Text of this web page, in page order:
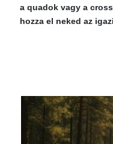
a quadok vagy a
hozza el neked az